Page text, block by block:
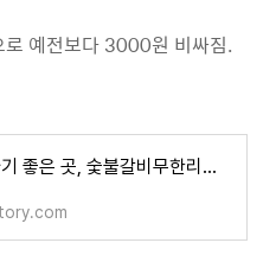
예전보다 3000원 비싸짐.
고기 쏠 때 가기 좋은 곳, 숯불갈비무한리필! 명륜진사갈비~